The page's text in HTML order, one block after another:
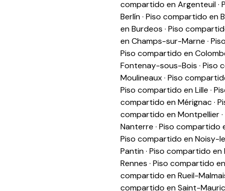
compartido en Argenteuil·
Berlín· Piso compartido en
en Burdeos · Piso
en Champs-sur-Marne ·
Piso compartido en
Fontenay-sous-Bois · Piso
Moulineaux· Piso
Piso compartido en Lille ·
compartido en Mérignac·
compartido en Montpellier·
Nanterre · Piso compartido
Piso compartido en Noisy-
Pantin· Piso compartido en
Rennes · Piso compartido
compartido en Rueil-
compartido en Saint-